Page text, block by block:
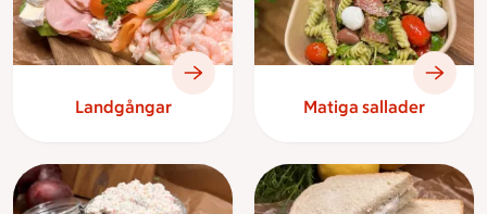
Landgångar Matiga sallader